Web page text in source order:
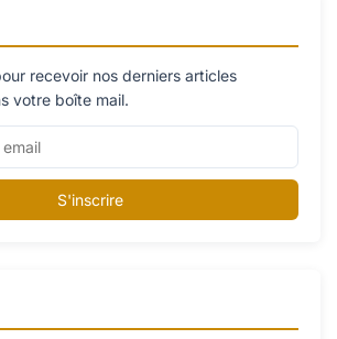
recevoir nos derniers articles
votre boîte mail.
S'inscrire